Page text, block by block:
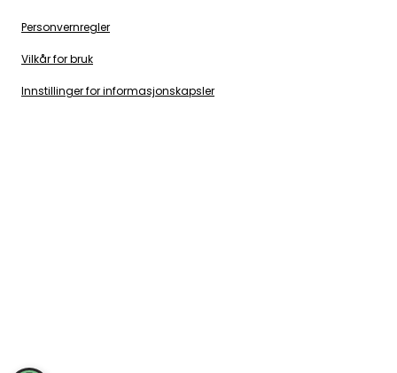
Personvernregler
Vilkår for bruk
Innstillinger for informasjonskapsler